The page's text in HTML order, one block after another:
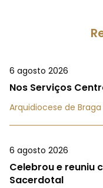
6 agosto 2026
Nos Serviços
Arquidiocese de Braga
6 agosto 2026
Celebrou e reuniu
Sacerdotal